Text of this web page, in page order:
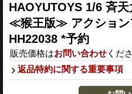
HAOYUTOYS 1/6 斉
≪猴王版≫ アクション
HH22038 *予約
販売価格はお問い合わせ くだ
返品特約に関する重要事項